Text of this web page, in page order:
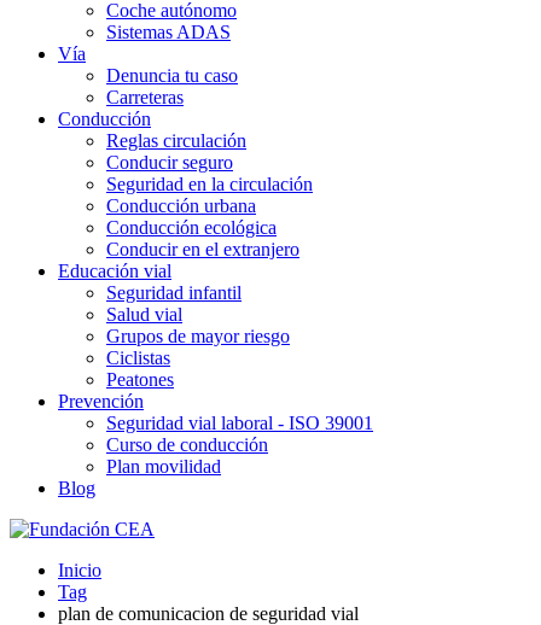
Coche autónomo
Sistemas ADAS
Vía
Denuncia tu caso
Carreteras
Conducción
Reglas circulación
Conducir seguro
Seguridad en la circulación
Conducción urbana
Conducción ecológica
Conducir en el extranjero
Educación vial
Seguridad infantil
Salud vial
Grupos de mayor riesgo
Ciclistas
Peatones
Prevención
Seguridad vial laboral - ISO 39001
Curso de conducción
Plan movilidad
Blog
Inicio
Tag
plan de comunicacion de seguridad vial